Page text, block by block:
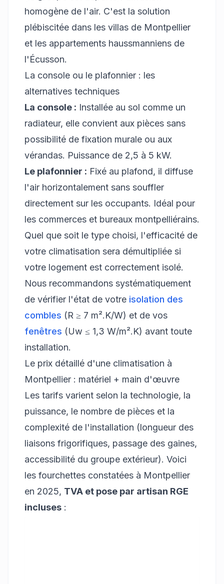
homogène de l'air. C'est la solution
plébiscitée dans les villas de Montpellier
et les appartements haussmanniens de
l'Écusson.
La console ou le plafonnier : les
alternatives techniques
La console : Installée au sol comme un
radiateur, elle convient aux pièces sans
possibilité de fixation murale ou aux
vérandas. Puissance de 2,5 à 5 kW.
Le plafonnier : Fixé au plafond, il diffuse
l'air horizontalement sans souffler
directement sur les occupants. Idéal pour
les commerces et bureaux montpelliérains.
Quel que soit le type choisi, l'efficacité de
votre climatisation sera démultipliée si
votre logement est correctement isolé.
Nous recommandons systématiquement
de vérifier l'état de votre isolation des
combles (R ≥ 7 m².K/W) et de vos
fenêtres (Uw ≤ 1,3 W/m².K) avant toute
installation.
Le prix détaillé d'une climatisation à
Montpellier : matériel + main d'œuvre
Les tarifs varient selon la technologie, la
puissance, le nombre de pièces et la
complexité de l'installation (longueur des
liaisons frigorifiques, passage des gaines,
accessibilité du groupe extérieur). Voici
les fourchettes constatées à Montpellier
en 2025, TVA et pose par artisan RGE
incluses :